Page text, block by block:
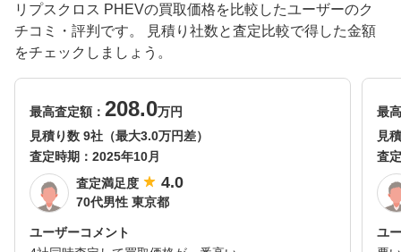
リプスクロス PHEVの買取価格を比較したユーザーのク
チコミ・評判です。 見積り社数と査定比較で得した金額
をチェックしましょう。
最高査定額： 208.0万円
見積り数 9社（最大3.0万円差）
査定時期： 2025年10月
査定満足度
4.0
70代男性 東京都
ユーザーコメント
最
見
査
ユ